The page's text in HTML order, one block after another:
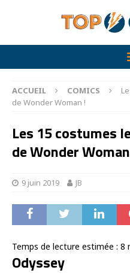
ACCUEIL COMICS
de Wonder Woman !
Les 15 costumes
de Wonder
9 juin 2019 JB
Temps de lecture estimée : 8
Odyssey